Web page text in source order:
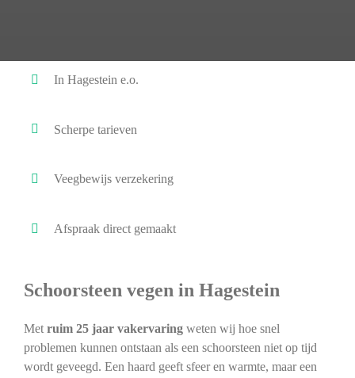
In Hagestein e.o.
Scherpe tarieven
Veegbewijs verzekering
Afspraak direct gemaakt
Schoorsteen vegen in Hagestein
Metruim 25 jaar vakervaringweten wij hoe snel
problemen kunnen ontstaan als een schoorsteen niet op tijd
wordt geveegd. Een haard geeft sfeer en warmte, maar een